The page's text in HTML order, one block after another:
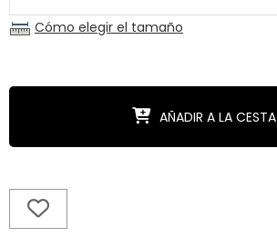
Cómo elegir el tamaño
AÑADIR A LA CESTA